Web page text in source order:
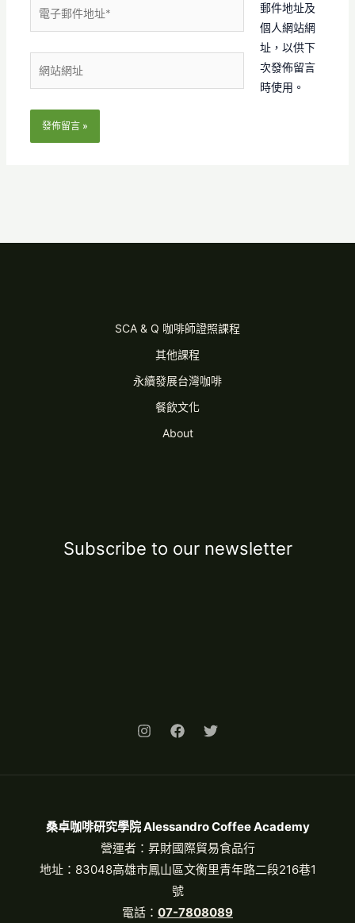
郵件地址及
個人網站網
址，以供下
次發佈留言
時使用。
SCA & Q 咖啡師證照課程
其他課程
永續發展台灣咖啡
餐飲文化
About
Subscribe to our newsletter
桑卓咖啡研究學院 Alessandro Coffee Academy
營運者：昇財國際貿易食品行
地址：83048高雄市鳳山區文衡里青年路二段216巷1
號
電話： 07-7808089